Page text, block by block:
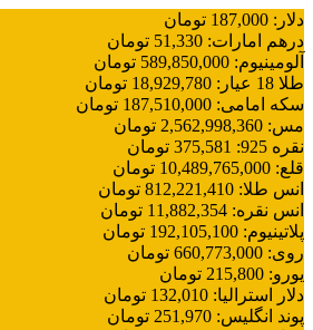
دلار :
187,000 تومان
درهم امارات:
51,330 تومان
آلومینیوم:
589,850,000 تومان
طلا 18 عیار
:
18,929,780 تومان
سکه امامی:
187,510,000 تومان
مس:
2,562,998,360 تومان
نقره 925
:
375,581 تومان
قلع:
10,489,765,000 تومان
انس طلا:
812,221,410 تومان
انس نقره:
11,882,354 تومان
پلاتینیوم:
192,105,100 تومان
روی:
660,773,000 تومان
یورو:
215,800 تومان
دلار استرالیا:
132,010 تومان
پوند انگلیس:
251,970 تومان